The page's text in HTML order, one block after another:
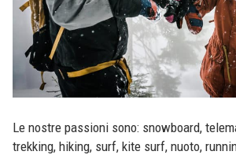
Le nostre passioni sono: snowboard,
trekking, hiking, surf, kite surf, nuoto,